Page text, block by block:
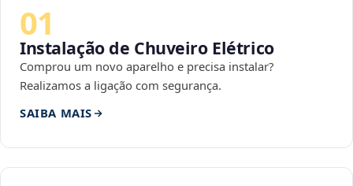
01
Instalação de Chuveiro Elétrico
Comprou um novo aparelho e precisa instalar?
Realizamos a ligação com segurança.
SAIBA MAIS